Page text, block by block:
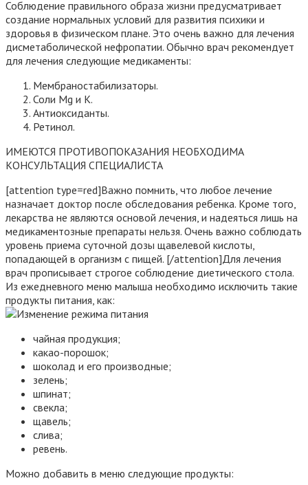
Соблюдение правильного образа жизни предусматривает
создание нормальных условий для развития психики и
здоровья в физическом плане. Это очень важно для лечения
дисметаболической нефропатии. Обычно врач рекомендует
для лечения следующие медикаменты:
Мембраностабилизаторы.
Соли Mg и К.
Антиоксиданты.
Ретинол.
ИМЕЮТСЯ ПРОТИВОПОКАЗАНИЯ НЕОБХОДИМА
КОНСУЛЬТАЦИЯ СПЕЦИАЛИСТА
[attention type=red]Важно помнить, что любое лечение
назначает доктор после обследования ребенка. Кроме того,
лекарства не являются основой лечения, и надеяться лишь на
медикаментозные препараты нельзя. Очень важно соблюдать
уровень приема суточной дозы щавелевой кислоты,
попадающей в организм с пищей. [/attention]Для лечения
врач прописывает строгое соблюдение диетического стола.
Из ежедневного меню малыша необходимо исключить такие
продукты питания, как:
чайная продукция;
какао-порошок;
шоколад и его производные;
зелень;
шпинат;
свекла;
щавель;
слива;
ревень.
Можно добавить в меню следующие продукты: